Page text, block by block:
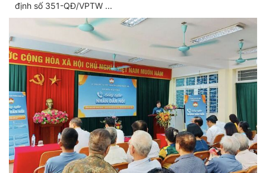
định số 351-QĐ/VPTW ...